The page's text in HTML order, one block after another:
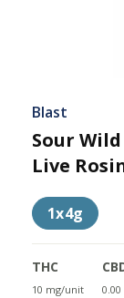
Blast
Sour
Live
1x4g
THC
10 mg/unit